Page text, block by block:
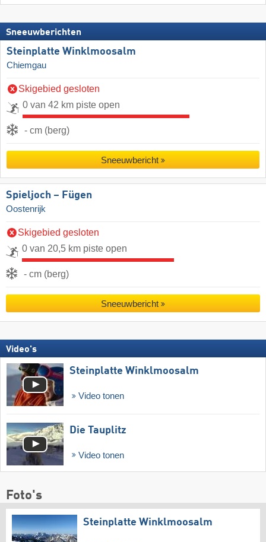
Sneeuwberichten
Steinplatte Winklmoosalm
Chiemgau
Skigebied gesloten
0 van 42 km piste open
- cm (berg)
Sneeuwbericht
Spieljoch – Fügen
Oostenrijk
Skigebied gesloten
0 van 20,5 km piste open
- cm (berg)
Sneeuwbericht
Video's
Steinplatte Winklmoosalm
Video tonen
Die Tauplitz
Video tonen
Foto's
Steinplatte Winklmoosalm